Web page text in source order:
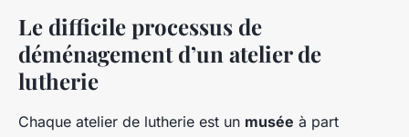
Le difficile processus de
déménagement d’un atelier de
lutherie
Chaque atelier de lutherie est un musée à part